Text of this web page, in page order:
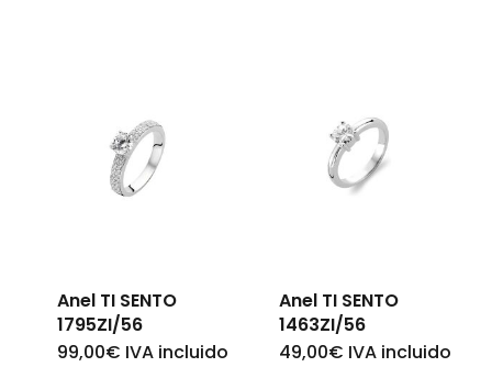
Anel TI SENTO
1795ZI/56
99,00€ IVA incluido
Anel TI SENTO
1463ZI/56
49,00€ IVA incluido